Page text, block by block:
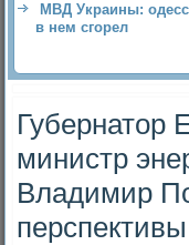
МВД Украины:
в нем сгорел
Губернатор
министр
Владимир